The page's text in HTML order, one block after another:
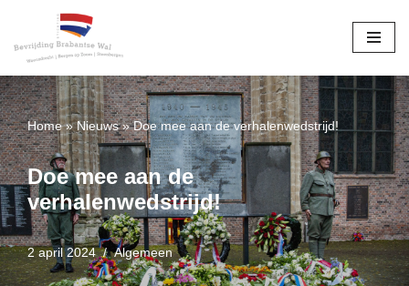
Ga
de
inhoud
Home»Nieuws»Doe mee aan de verhalenwedstrijd!
Doe mee aan de
verhalenwedstrijd!
2 april 2024 Algemeen